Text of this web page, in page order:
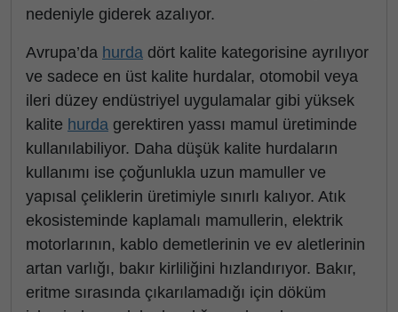
nedeniyle giderek azalıyor.
Avrupa’da hurda dört kalite kategorisine ayrılıyor
ve sadece en üst kalite hurdalar, otomobil veya
ileri düzey endüstriyel uygulamalar gibi yüksek
kalite hurda gerektiren yassı mamul üretiminde
kullanılabiliyor. Daha düşük kalite hurdaların
kullanımı ise çoğunlukla uzun mamuller ve
yapısal çeliklerin üretimiyle sınırlı kalıyor. Atık
ekosisteminde kaplamalı mamullerin, elektrik
motorlarının, kablo demetlerinin ve ev aletlerinin
artan varlığı, bakır kirliliğini hızlandırıyor. Bakır,
eritme sırasında çıkarılamadığı için döküm